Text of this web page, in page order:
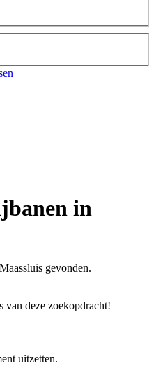
in
gevonden.
van deze zoekopdracht!
uitzetten.